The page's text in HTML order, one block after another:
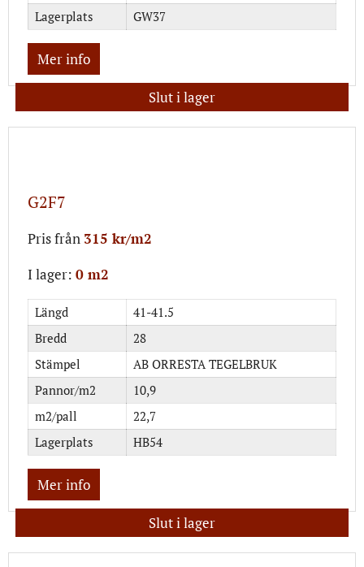
Lagerplats
GW37
Mer info
Slut i lager
G2F7
Pris från 315 kr/m2
I lager: 0 m2
Längd
41-41.5
Bredd
28
Stämpel
AB ORRESTA TEGELBRUK
Pannor/m2
10,9
m2/pall
22,7
Lagerplats
HB54
Mer info
Slut i lager